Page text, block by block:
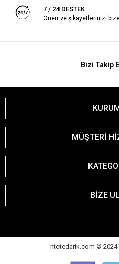
7 / 24 DESTEK
Öneri ve şikayetlerinizi
Bizi Takip
MÜŞTERİ
BİZE
htctedarik.com © 2024